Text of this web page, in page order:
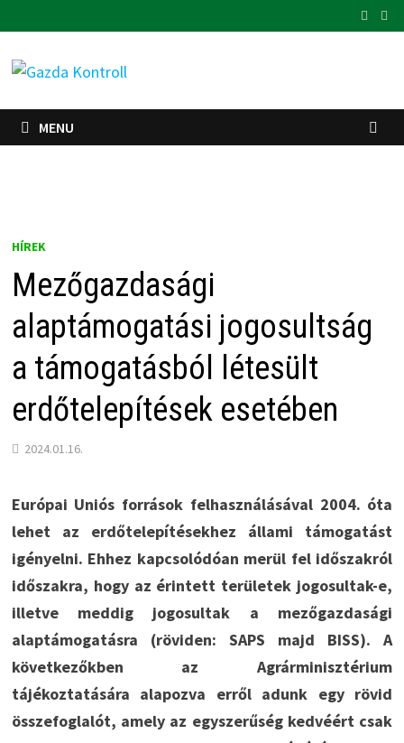
to
content
MENU
HÍREK
Mezőgazdasági
alaptámogatási jogosultság
a támogatásból létesült
erdőtelepítések esetében
2024.01.16.
Európai Uniós források felhasználásával 2004. óta
lehet az erdőtelepítésekhez állami támogatást
igényelni. Ehhez kapcsolódóan merül fel időszakról
időszakra, hogy az érintett területek jogosultak-e,
illetve meddig jogosultak a mezőgazdasági
alaptámogatásra (röviden: SAPS majd BISS). A
következőkben az Agrárminisztérium
tájékoztatására alapozva erről adunk egy rövid
összefoglalót, amely az egyszerűség kedvéért csak